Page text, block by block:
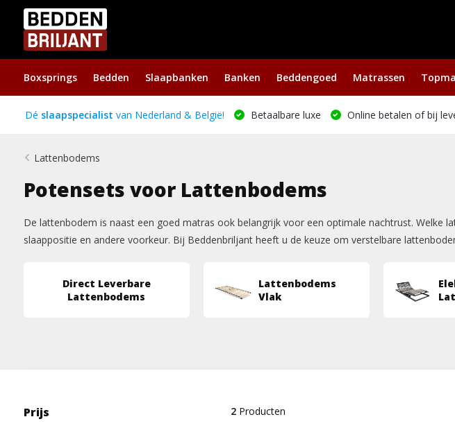
Boxsprings Bedden Slaapbanken Banken Beddengoed Matrassen
Dé slaapspecialist van Nederland & België! Betaalbare luxe Online betalen of bij
Lattenbodems
Potensets voor Lattenbodems
De lattenbodem is naast een goed matras ook belangrijk voor een optimale nachtrust. Welke
slaappositie en andere voorkeur. Bij Beddenbriljant heeft u de keuze om verstelbare
Direct Leverbare
Lattenbodems
Lattenbodems
Vlak
Prijs 2Producten